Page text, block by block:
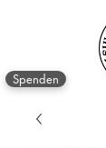
Spenden